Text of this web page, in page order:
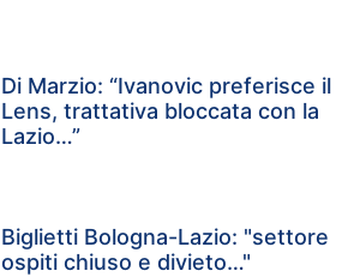
Di Marzio: “Ivanovic preferisce il
Lens, trattativa bloccata con la
Lazio…”
Biglietti Bologna-Lazio: "settore
ospiti chiuso e divieto…"